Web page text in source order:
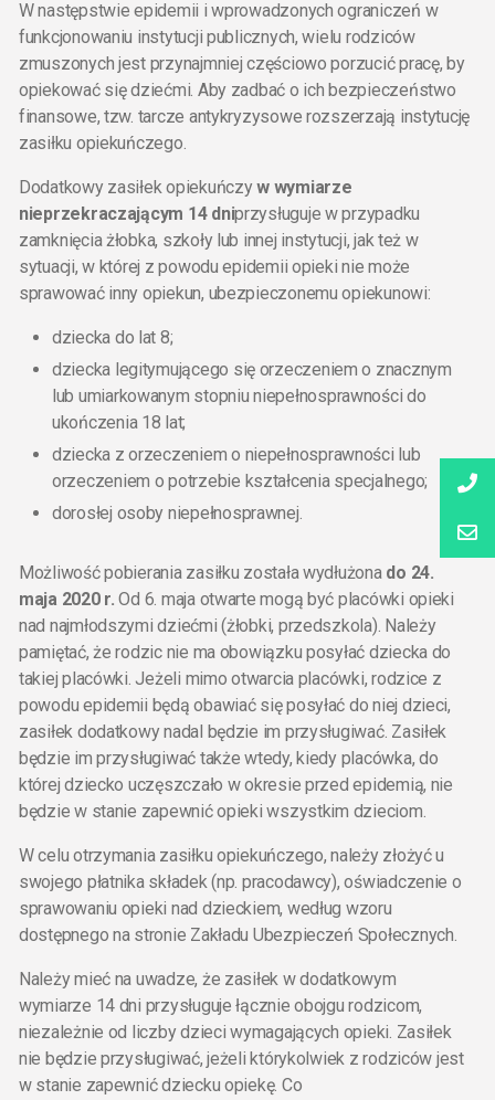
W następstwie epidemii i wprowadzonych ograniczeń w
funkcjonowaniu instytucji publicznych, wielu rodziców
zmuszonych jest przynajmniej częściowo porzucić pracę, by
opiekować się dziećmi. Aby zadbać o ich bezpieczeństwo
finansowe, tzw. tarcze antykryzysowe rozszerzają instytucję
zasiłku opiekuńczego.
Dodatkowy zasiłek opiekuńczyw wymiarze
nieprzekraczającym 14 dniprzysługuje w przypadku
zamknięcia żłobka, szkoły lub innej instytucji, jak też w
sytuacji, w której z powodu epidemii opieki nie może
sprawować inny opiekun, ubezpieczonemu opiekunowi:
dziecka do lat 8;
dziecka legitymującego się orzeczeniem o znacznym
lub umiarkowanym stopniu niepełnosprawności do
ukończenia 18 lat;
dziecka z orzeczeniem o niepełnosprawności lub
orzeczeniem o potrzebie kształcenia specjalnego;
dorosłej osoby niepełnosprawnej.
Możliwość pobierania zasiłku została wydłużona do 24.
maja 2020 r. Od 6. maja otwarte mogą być placówki opieki
nad najmłodszymi dziećmi (żłobki, przedszkola). Należy
pamiętać, że rodzic nie ma obowiązku posyłać dziecka do
takiej placówki. Jeżeli mimo otwarcia placówki, rodzice z
powodu epidemii będą obawiać się posyłać do niej dzieci,
zasiłek dodatkowy nadal będzie im przysługiwać. Zasiłek
będzie im przysługiwać także wtedy, kiedy placówka, do
której dziecko uczęszczało w okresie przed epidemią, nie
będzie w stanie zapewnić opieki wszystkim dzieciom.
W celu otrzymania zasiłku opiekuńczego, należy złożyć u
swojego płatnika składek (np. pracodawcy), oświadczenie o
sprawowaniu opieki nad dzieckiem, według wzoru
dostępnego na stronie Zakładu Ubezpieczeń Społecznych.
Należy mieć na uwadze, że zasiłek w dodatkowym
wymiarze 14 dni przysługuje łącznie obojgu rodzicom,
niezależnie od liczby dzieci wymagających opieki. Zasiłek
nie będzie przysługiwać, jeżeli którykolwiek z rodziców jest
w stanie zapewnić dziecku opiekę. Co